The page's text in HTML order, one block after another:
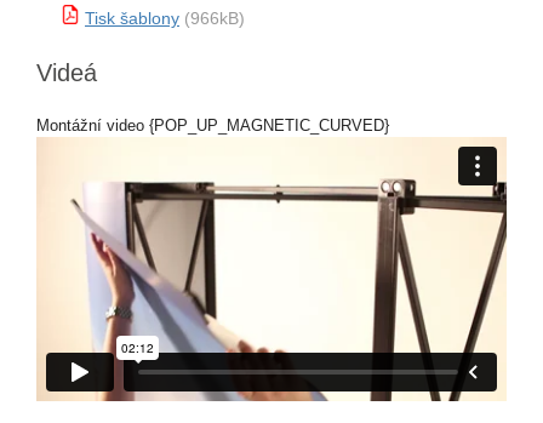
Tisk šablony (966kB)
Videá
Montážní video {POP_UP_MAGNETIC_CURVED}